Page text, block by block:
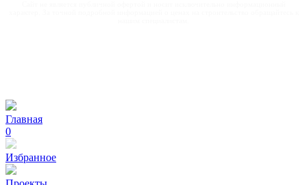
Главная
0
Избранное